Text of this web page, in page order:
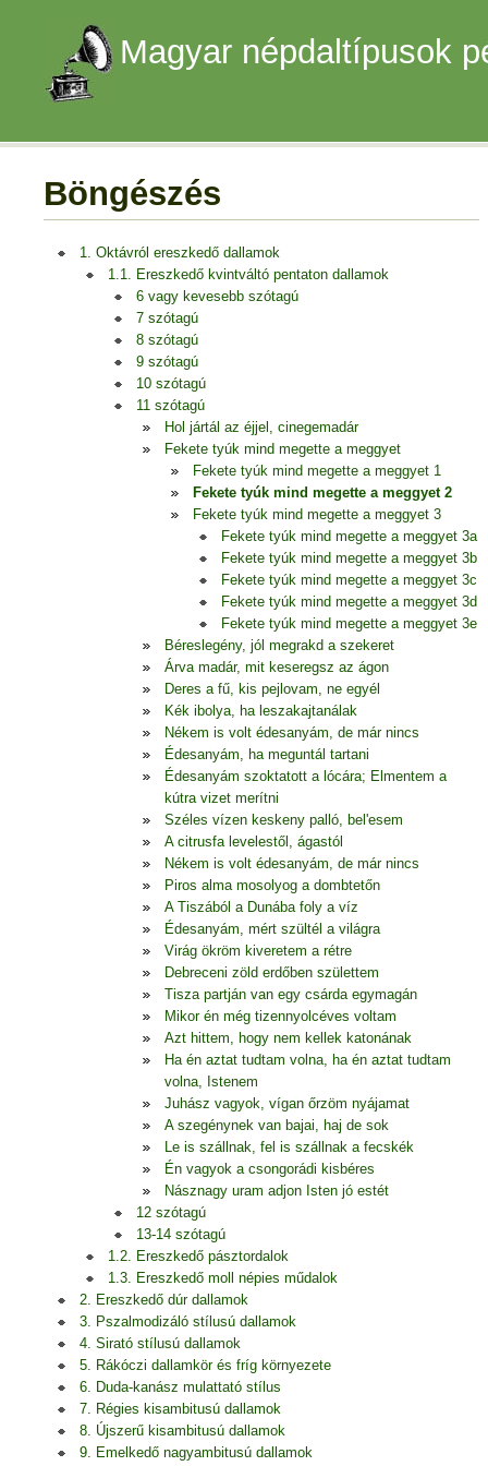
Magyar népdaltípusok
Böngészés
1. Oktávról ereszkedő dallamok
1.1. Ereszkedő kvintváltó pentaton dallamok
6 vagy kevesebb szótagú
7 szótagú
8 szótagú
9 szótagú
10 szótagú
11 szótagú
Hol jártál az éjjel, cinegemadár
Fekete tyúk mind megette a meggyet
Fekete tyúk mind megette a meggyet 1
Fekete tyúk mind megette a meggyet 2
Fekete tyúk mind megette a meggyet 3
Fekete tyúk mind megette a meggyet 3a
Fekete tyúk mind megette a meggyet 3b
Fekete tyúk mind megette a meggyet 3c
Fekete tyúk mind megette a meggyet 3d
Fekete tyúk mind megette a meggyet 3e
Béreslegény, jól megrakd a szekeret
Árva madár, mit keseregsz az ágon
Deres a fű, kis pejlovam, ne egyél
Kék ibolya, ha leszakajtanálak
Nékem is volt édesanyám, de már nincs
Édesanyám, ha meguntál tartani
Édesanyám szoktatott a lócára; Elmentem a
kútra vizet merítni
Széles vízen keskeny palló, bel'esem
A citrusfa levelestől, ágastól
Nékem is volt édesanyám, de már nincs
Piros alma mosolyog a dombtetőn
A Tiszából a Dunába foly a víz
Édesanyám, mért szültél a világra
Virág ökröm kiveretem a rétre
Debreceni zöld erdőben születtem
Tisza partján van egy csárda egymagán
Mikor én még tizennyolcéves voltam
Azt hittem, hogy nem kellek katonának
Ha én aztat tudtam volna, ha én aztat tudtam
volna, Istenem
Juhász vagyok, vígan őrzöm nyájamat
A szegénynek van bajai, haj de sok
Le is szállnak, fel is szállnak a fecskék
Én vagyok a csongorádi kisbéres
Násznagy uram adjon Isten jó estét
12 szótagú
13-14 szótagú
1.2. Ereszkedő pásztordalok
1.3. Ereszkedő moll népies műdalok
2. Ereszkedő dúr dallamok
3. Pszalmodizáló stílusú dallamok
4. Sirató stílusú dallamok
5. Rákóczi dallamkör és fríg környezete
6. Duda-kanász mulattató stílus
7. Régies kisambitusú dallamok
8. Újszerű kisambitusú dallamok
9. Emelkedő nagyambitusú dallamok